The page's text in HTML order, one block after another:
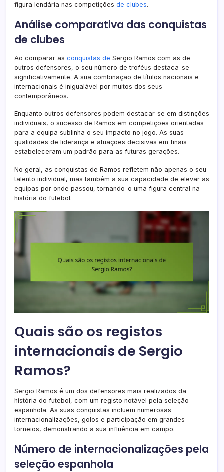
figura lendária nas competições de clubes.
Análise comparativa das conquistas
de clubes
Ao comparar as conquistas de Sergio Ramos com as de
outros defensores, o seu número de troféus destaca-se
significativamente. A sua combinação de títulos nacionais e
internacionais é inigualável por muitos dos seus
contemporâneos.
Enquanto outros defensores podem destacar-se em distinções
individuais, o sucesso de Ramos em competições orientadas
para a equipa sublinha o seu impacto no jogo. As suas
qualidades de liderança e atuações decisivas em finais
estabeleceram um padrão para as futuras gerações.
No geral, as conquistas de Ramos refletem não apenas o seu
talento individual, mas também a sua capacidade de elevar as
equipas por onde passou, tornando-o uma figura central na
história do futebol.
Quais são os registos
internacionais de Sergio
Ramos?
Sergio Ramos é um dos defensores mais realizados da
história do futebol, com um registo notável pela seleção
espanhola. As suas conquistas incluem numerosas
internacionalizações, golos e participação em grandes
torneios, demonstrando a sua influência em campo.
Número de internacionalizações pela
seleção espanhola